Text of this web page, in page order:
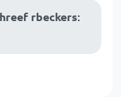
rbeckers: